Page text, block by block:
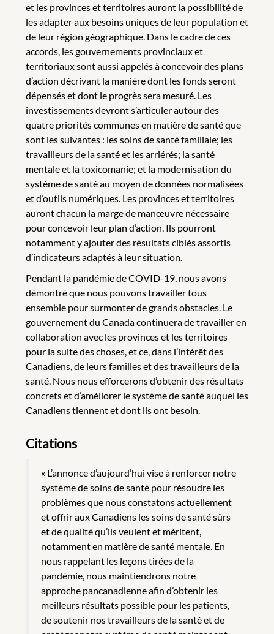
et les provinces et territoires auront la possibilité de
les adapter aux besoins uniques de leur population et
de leur région géographique. Dans le cadre de ces
accords, les gouvernements provinciaux et
territoriaux sont aussi appelés à concevoir des plans
d’action décrivant la manière dont les fonds seront
dépensés et dont le progrès sera mesuré. Les
investissements devront s’articuler autour des
quatre priorités communes en matière de santé que
sont les suivantes : les soins de santé familiale; les
travailleurs de la santé et les arriérés; la santé
mentale et la toxicomanie; et la modernisation du
système de santé au moyen de données normalisées
et d’outils numériques. Les provinces et territoires
auront chacun la marge de manœuvre nécessaire
pour concevoir leur plan d’action. Ils pourront
notamment y ajouter des résultats ciblés assortis
d’indicateurs adaptés à leur situation.
Pendant la pandémie de COVID-19, nous avons
démontré que nous pouvons travailler tous
ensemble pour surmonter de grands obstacles. Le
gouvernement du Canada continuera de travailler en
collaboration avec les provinces et les territoires
pour la suite des choses, et ce, dans l’intérêt des
Canadiens, de leurs familles et des travailleurs de la
santé. Nous nous efforcerons d’obtenir des résultats
concrets et d’améliorer le système de santé auquel les
Canadiens tiennent et dont ils ont besoin.
Citations
« L’annonce d’aujourd’hui vise à renforcer notre
système de soins de santé pour résoudre les
problèmes que nous constatons actuellement
et offrir aux Canadiens les soins de santé sûrs
et de qualité qu’ils veulent et méritent,
notamment en matière de santé mentale. En
nous rappelant les leçons tirées de la
pandémie, nous maintiendrons notre
approche pancanadienne afin d’obtenir les
meilleurs résultats possible pour les patients,
de soutenir nos travailleurs de la santé et de